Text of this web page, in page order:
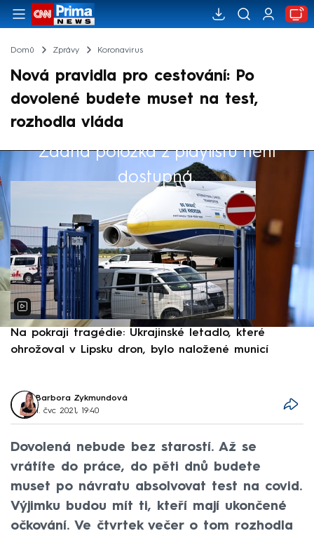
Domů Zprávy Koronavirus
Nová pravidla pro cestování: Po
dovolené budete muset na test,
rozhodla vláda
Žádná položka z playlistu není
dostupná.
Výběr redakce
Na pokraji tragédie: Ukrajinské letadlo, které
ohrožoval v Lipsku dron, bylo naložené municí
Barbora Zykmundová
1. čvc 2021, 19:40
Dovolená nebude bez starostí. Až se
vrátíte do práce, do pěti dnů budete
muset po návratu absolvovat test na covid.
Výjimku budou mít ti, kteří mají ukončené
očkování. Ve čtvrtek večer o tom rozhodla